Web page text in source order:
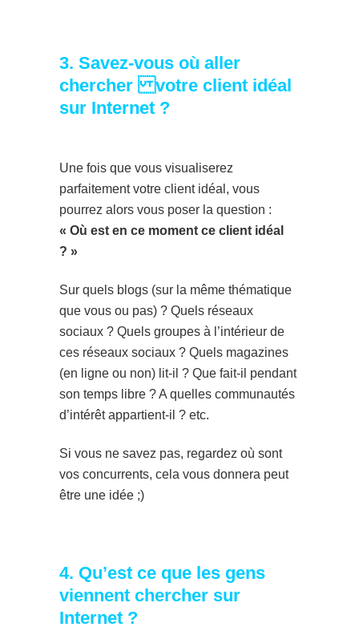
3. Savez-vous où aller
chercher votre client idéal
sur Internet ?
Une fois que vous visualiserez
parfaitement votre client idéal, vous
pourrez alors vous poser la question :
« Où est en ce moment ce client idéal
? »
Sur quels blogs (sur la même thématique
que vous ou pas) ? Quels réseaux
sociaux ? Quels groupes à l’intérieur de
ces réseaux sociaux ? Quels magazines
(en ligne ou non) lit-il ? Que fait-il pendant
son temps libre ? A quelles communautés
d’intérêt appartient-il ? etc.
Si vous ne savez pas, regardez où sont
vos concurrents, cela vous donnera peut
être une idée ;)
4. Qu’est ce que les gens
viennent chercher sur
Internet ?